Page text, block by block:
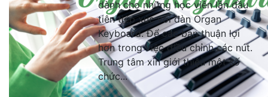
dành cho những học viên lần đầu
tiên tiếp xúc với đàn Organ
Keyboard. Để các bạn thuận lợi
hơn trong việc điều chỉnh các nút.
Trung tâm xin giới thiệu một số
chức...